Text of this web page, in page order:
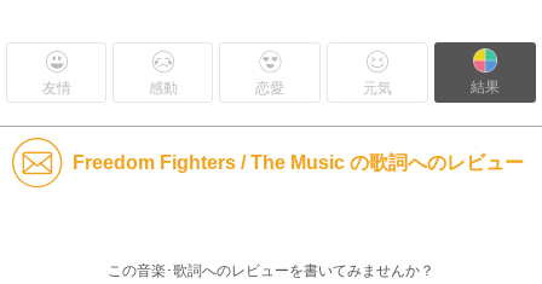
友情 感動 恋愛 元気 結果
Freedom Fighters / The Music の歌詞へのレビュー
この音楽･歌詞へのレビューを書いてみませんか？